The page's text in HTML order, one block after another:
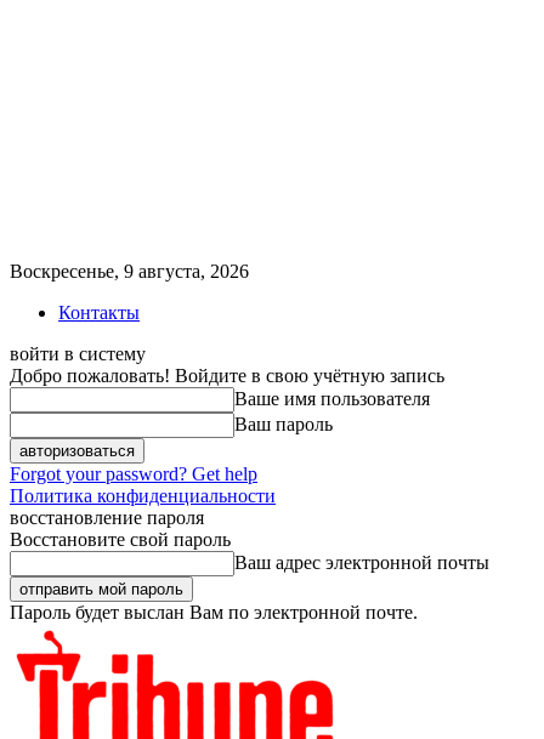
Воскресенье, 9 августа, 2026
Контакты
войти в систему
Добро пожаловать! Войдите в свою учётную запись
Ваше имя пользователя
Ваш пароль
Forgot your password? Get help
Политика конфиденциальности
восстановление пароля
Восстановите свой пароль
Ваш адрес электронной почты
Пароль будет выслан Вам по электронной почте.